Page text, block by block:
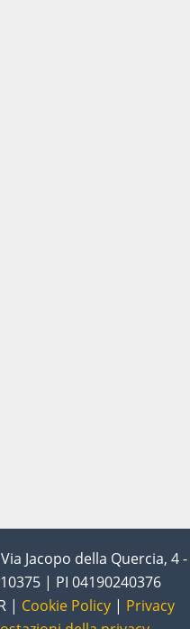
Jacopo della Quercia, 4 -
| PI 04190240376
| Cookie Policy| Privacy